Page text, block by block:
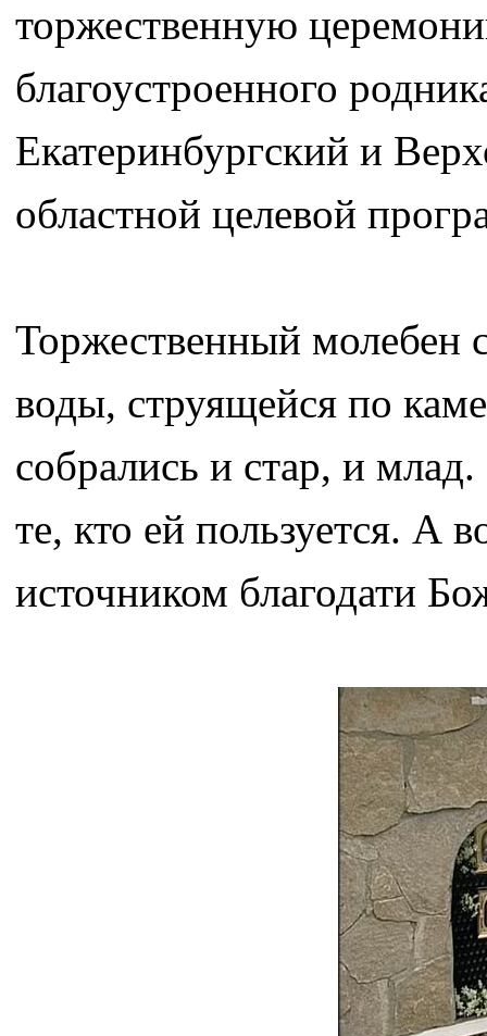
торжественную
благоустроенного
Екатеринбургский и
областной целевой
Торжественный молебен
воды, струящейся по
собрались и стар, и
те, кто ей пользуется. А
источником благодати